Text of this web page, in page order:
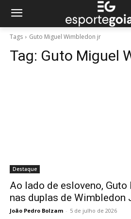
Tags Guto Miguel Wimbledon jr
Tag: Guto Miguel
Destaque
Ao lado de esloveno,
nas duplas de Wimbledon
João Pedro Bolzam - 5 de julho de 2026